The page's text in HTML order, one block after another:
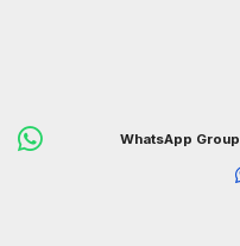
WhatsApp Group